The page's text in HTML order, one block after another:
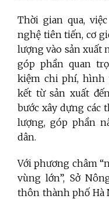
Thời gian qua,
nghệ tiên tiến, cơ
lượng vào sản xuất
góp phần quan
kiệm chi phí, hình
kết từ sản xuất
bước xây dựng các
lượng, góp phần
dân.
Với phương châm
vùng lớn”, Sở
thôn thành phố Hà